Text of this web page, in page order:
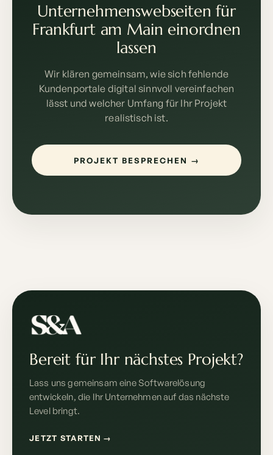
Unternehmenswebseiten für
Frankfurt am Main einordnen
lassen
Wir klären gemeinsam, wie sich fehlende
Kundenportale digital sinnvoll vereinfachen
lässt und welcher Umfang für Ihr Projekt
realistisch ist.
PROJEKT BESPRECHEN →
Bereit für Ihr nächstes Projekt?
Lass uns gemeinsam eine Softwarelösung
entwickeln, die Ihr Unternehmen auf das nächste
Level bringt.
JETZT STARTEN →